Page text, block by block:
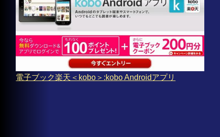
電子ブック楽天＜kobo＞:kobo Androidアプリ